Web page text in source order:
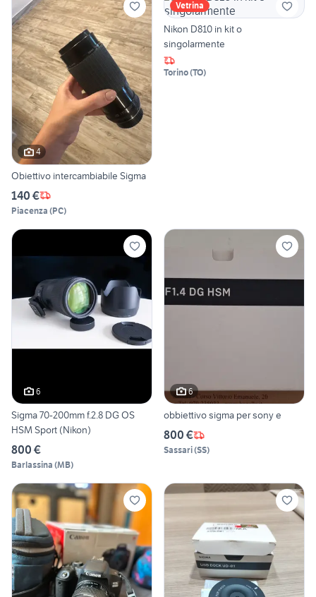
4
Obiettivo intercambiabile Sigma
140 €
Piacenza (PC)
Vetrina
Nikon D810 in kit o
singolarmente
Torino(TO)
6
Sigma 70-200mm f.2.8 DG OS
HSM Sport (Nikon)
800 €
Barlassina (MB)
6
obbiettivo sigma per sony e
800 €
Sassari(SS)